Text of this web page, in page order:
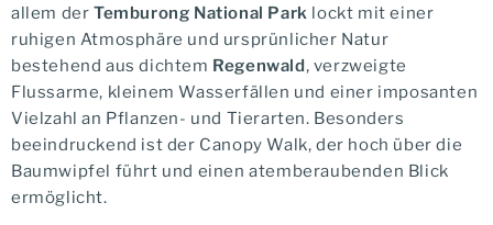
allem der Temburong National Park lockt mit einer
ruhigen Atmosphäre und ursprünlicher Natur
bestehend aus dichtem Regenwald, verzweigte
Flussarme, kleinem Wasserfällen und einer imposanten
Vielzahl an Pflanzen- und Tierarten. Besonders
beeindruckend ist der Canopy Walk, der hoch über die
Baumwipfel führt und einen atemberaubenden Blick
ermöglicht.